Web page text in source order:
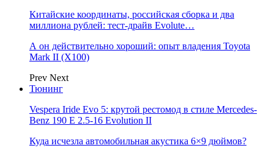
Китайские координаты, российская сборка и два
миллиона рублей: тест-драйв Evolute…
А он действительно хороший: опыт владения Toyota
Mark II (Х100)
Prev Next
Тюнинг
Vespera Iride Evo 5: крутой рестомод в стиле Mercedes-
Benz 190 E 2.5-16 Evolution II
Куда исчезла автомобильная акустика 6×9 дюймов?